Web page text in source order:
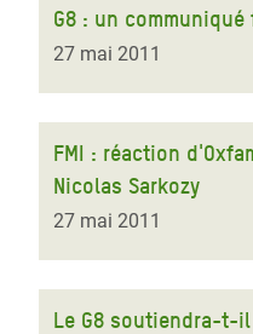
G8 : un
27 mai 2011
FMI : réaction
Nicolas Sarkozy
27 mai 2011
Le G8 soutiendra-t-